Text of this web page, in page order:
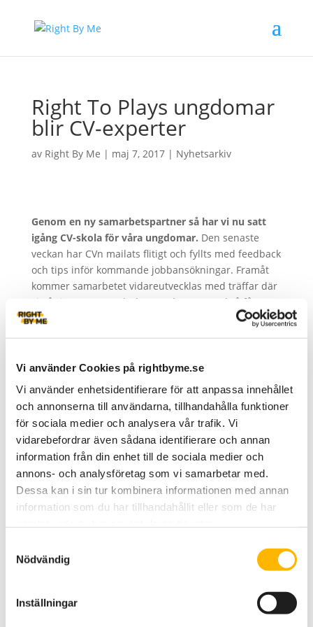
Vi använder Cookies på rightbyme.se
Vi använder enhetsidentifierare för att anpassa innehållet
och annonserna till användarna, tillhandahålla funktioner
för sociala medier och analysera vår trafik. Vi
vidarebefordrar även sådana identifierare och annan
information från din enhet till de sociala medier och
annons- och analysföretag som vi samarbetar med.
Dessa kan i sin tur kombinera informationen med annan
information som du har tillhandahållit eller som de har
Nödvändig
Inställningar
Right To Plays ungdomar
blir CV-experter
av Right By Me | maj 7, 2017| Nyhetsarkiv
Genom en ny samarbetspartner så har vi nu satt
igång CV-skola för våra ungdomar. Den senaste
veckan har CVn mailats flitigt och fyllts med feedback
och tips inför kommande jobbansökningar. Framåt
kommer samarbetet vidareutvecklas med träffar där
vi går igenom CV och där ungdomarna också får
testa på arbetsintervjusituationer och fundera över
Nyhetsarkiv
Vi på Right By Me söker: “Ekonomiansvarig” m.m.
Right By Me och Skandia Idéer för livet
Gatlyktorna i orten